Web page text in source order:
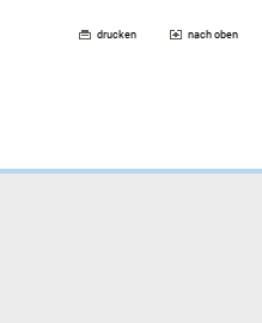
drucken nach oben